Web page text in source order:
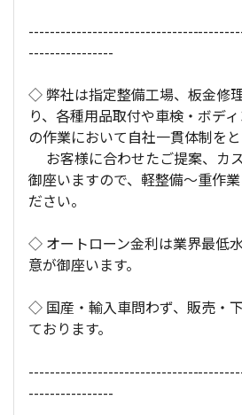
----------------
◇ 弊社は指定整備工場、板金修
り、各種用品取付や車検・ボデ
の作業において自社一貫体制をと
お客様に合わせたご提案、カ
御座いますので、軽整備～重作
ださい。
◇ オートローン金利は業界最低
意が御座います。
◇ 国産・輸入車問わず、販売・
ております。
----------------